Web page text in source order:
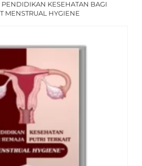
PENDIDIKAN KESEHATAN BAGI
MENSTRUAL HYGIENE